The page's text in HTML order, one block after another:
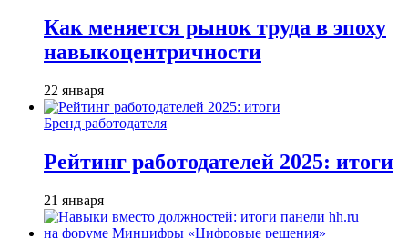
Как меняется рынок труда в эпоху
навыкоцентричности
22 января
Бренд работодателя
Рейтинг работодателей 2025: итоги
21 января